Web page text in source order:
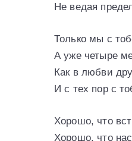
Не ведая
Только мы с
А уже четыре
Как в любви
И с тех пор с
Хорошо, что
Хорошо, что